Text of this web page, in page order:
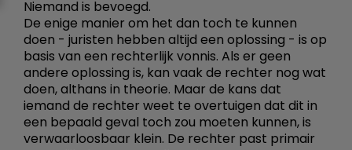
Niemand is bevoegd.
De enige manier om het dan toch te kunnen
doen - juristen hebben altijd een oplossing - is op
basis van een rechterlijk vonnis. Als er geen
andere oplossing is, kan vaak de rechter nog wat
doen, althans in theorie. Maar de kans dat
iemand de rechter weet te overtuigen dat dit in
een bepaald geval toch zou moeten kunnen, is
verwaarloosbaar klein. De rechter past primair